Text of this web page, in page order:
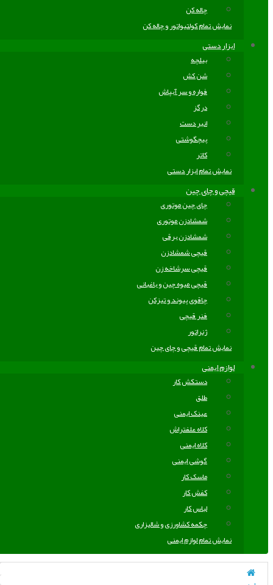
چاله کن
نمایش تمام کولتیواتور و چاله کن
ابزار دستی
بیلچه
شن کش
فواره و سر آبپاش
درگز
انبر دست
پیچگوشتی
کاتر
نمایش تمام ابزار دستی
قیچی و چای چین
چای چین موتوری
شمشادزن موتوری
شمشادزن برقی
قیچی شمشادزن
قیچی سرشاخه زن
قیچی میوه چین و باغبانی
چاقوی پیوند و تیزکن
فنر قیچی
ژنراتور
نمایش تمام قیچی و چای چین
لوازم ایمنی
دستکش کار
طلق
عینک ایمنی
کلاه علفتراش
کلاه ایمنی
گوشی ایمنی
ماسک کار
کفش کار
لباس کار
چکمه کشاورزی و شالیزاری
نمایش تمام لوازم ایمنی